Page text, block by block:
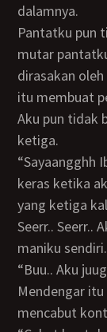
dalamnya.
Pantatku pun tidak mau tinggal diam. Aku memutar-
mutar
dirasakan oleh
itu membuat
Aku pun tidak bisa lagi menahan orgasmeku yang
ketiga.
“Sayaangghh Ibu mau keluaarr laggii…” aku menjerit
keras ketika
yang ketiga
Seerr.. Seerr.. Aku merasakan vaginaku basah oleh air
maniku sendiri.
“Buu.. Aku juugaa mauu keluaarr…” teriak Banu.
Mendengar
mencabut